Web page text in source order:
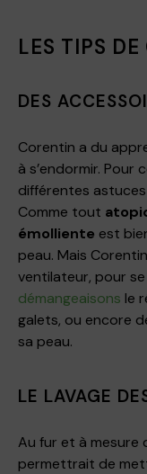
LES TIPS
DES
Corentin a du
à s’endormir. Pour
différentes
Comme tout
émolliente est
peau. Mais
ventilateur, pour
démangeaisons le
galets, ou encore
sa peau.
LE LAVAGE
Au fur et à mesure
permettrait de